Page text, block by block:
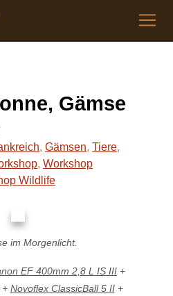
Gämse
, Gämsen, Tiere,
, Workshop
Wildlife
im Morgenlicht.
EF 400mm 2,8 L IS III +
Novoflex ClassicBall 5 II+